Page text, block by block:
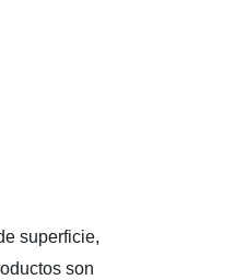
superficie,
son